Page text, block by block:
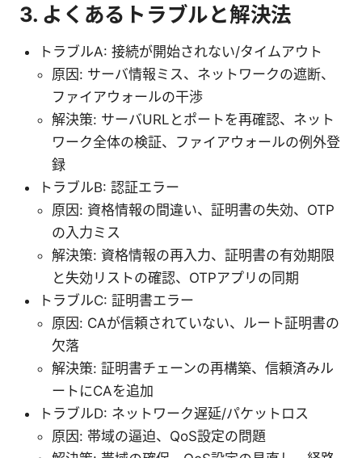
3. よくあるトラブルと解決法
トラブルA: 接続が開始されない/タイムアウト
原因: サーバ情報ミス、ネットワークの遮断、
ファイアウォールの干渉
解決策: サーバURLとポートを再確認、ネット
ワーク全体の検証、ファイアウォールの例外登
録
トラブルB: 認証エラー
原因: 資格情報の間違い、証明書の失効、OTP
の入力ミス
解決策: 資格情報の再入力、証明書の有効期限
と失効リストの確認、OTPアプリの同期
トラブルC: 証明書エラー
原因: CAが信頼されていない、ルート証明書の
欠落
解決策: 証明書チェーンの再構築、信頼済みル
ートにCAを追加
トラブルD: ネットワーク遅延/パケットロス
原因: 帯域の逼迫、QoS設定の問題